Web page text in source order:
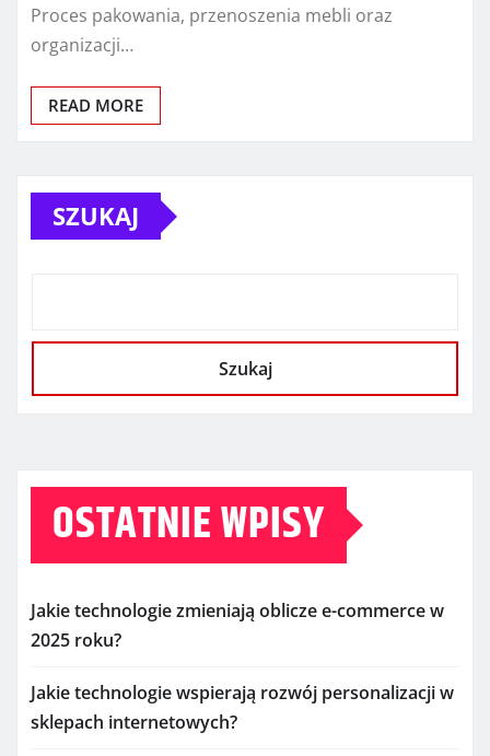
Proces pakowania, przenoszenia mebli oraz
organizacji…
READ MORE
SZUKAJ
Szukaj
OSTATNIE WPISY
Jakie technologie zmieniają oblicze e-commerce w
2025 roku?
Jakie technologie wspierają rozwój personalizacji w
sklepach internetowych?